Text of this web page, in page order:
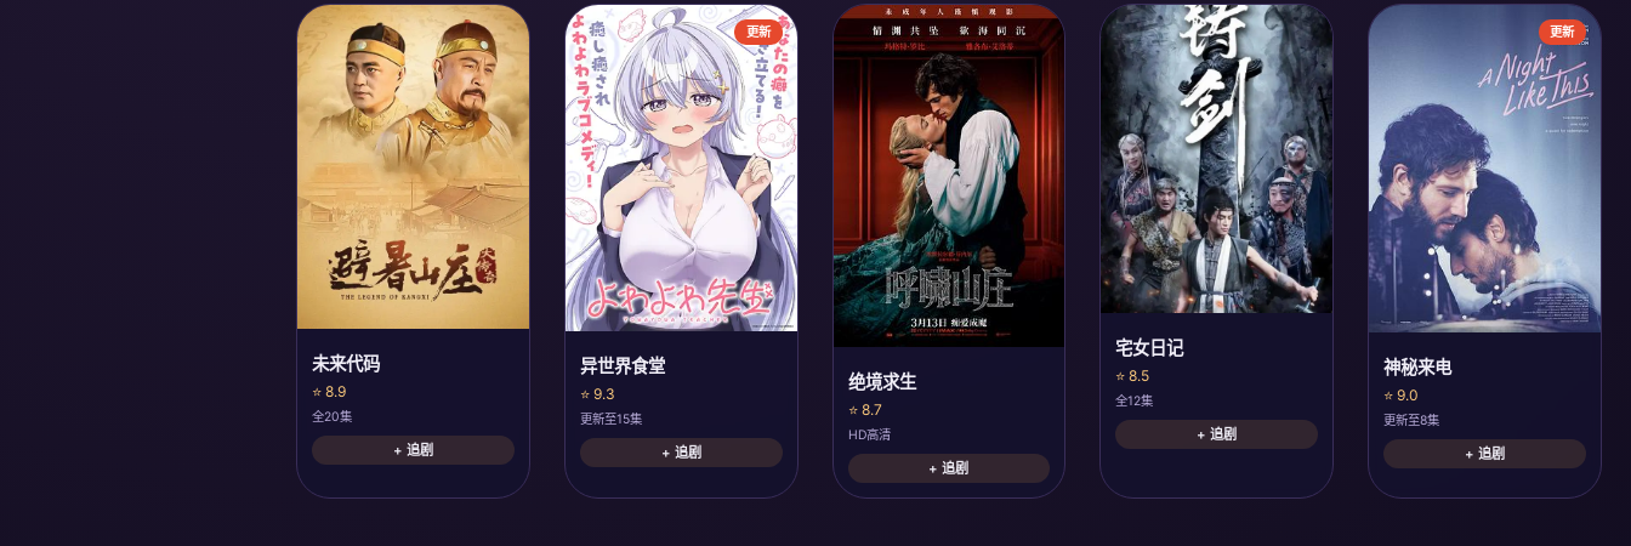
未来代码
⭐ 8.9
全20集
+ 追剧
更新
异世界食堂
⭐ 9.3
更新至15集
+ 追剧
绝境求生
⭐ 8.7
HD高清
+ 追剧
宅女日记
⭐ 8.5
全12集
+ 追剧
更新
神秘来电
⭐ 9.0
更新至8集
+ 追剧